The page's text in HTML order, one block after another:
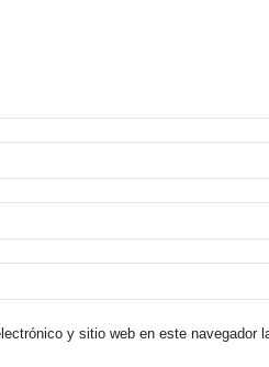
y sitio web en este navegador